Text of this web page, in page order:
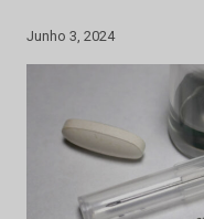
Junho 3, 2024